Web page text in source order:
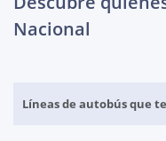
Nacional
Líneas de autobús que